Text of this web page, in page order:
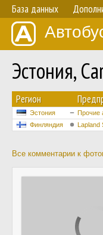
База данных
Эстония,
Регион
Эстония Прочие
Финляндия
Lapland
Все комментарии к